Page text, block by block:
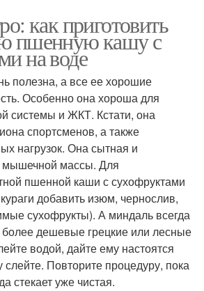
как приготовить
пшенную кашу с
на воде
полезна, а все ее хорошие
Особенно она хороша для
системы и ЖКТ. Кстати, она
спортсменов, а также
нагрузок. Она сытная и
мышечной массы. Для
пшенной каши с сухофруктами
добавить изюм, чернослив,
сухофрукты). А миндаль всегда
дешевые грецкие или лесные
водой, дайте ему настоятся
слейте. Повторите процедуру, пока
стекает уже чистая.